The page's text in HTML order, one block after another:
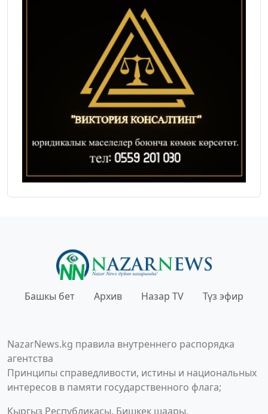
Башкы бет Архив Назар TV Түз эфир
NazarNews.kg правила внутреннего распорядка
агентства
Принципы справедливости, истины и национальных
интересов в памяти государственного флага;
Кыргыз Республикасы, Бишкек шаары,